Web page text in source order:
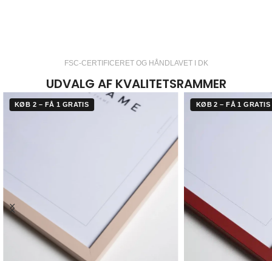
FSC-CERTIFICERET OG HÅNDLAVET I DK
UDVALG AF KVALITETSRAMMER
KØB 2 – FÅ 1 GRATIS KØB 2 – FÅ 1 GRATIS